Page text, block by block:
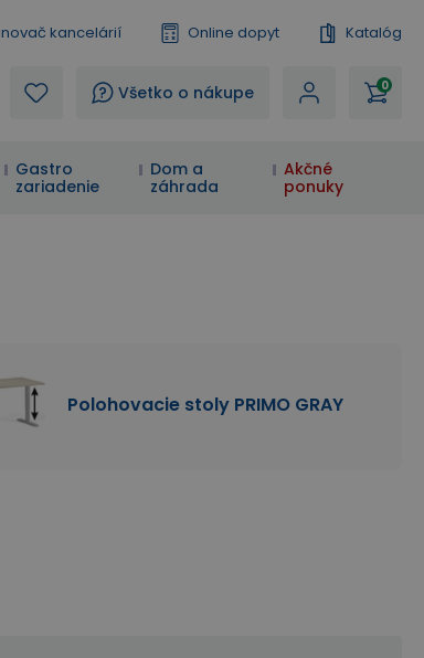
kancelárií Online dopyt Katalóg
? Všetko o nákupe 0
Gastro
zariadenie
Dom a
záhrada
Akčné
ponuky
Polohovacie stoly PRIMO GRAY